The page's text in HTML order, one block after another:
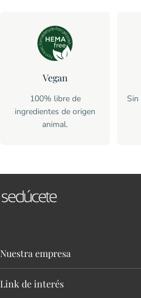
Vegan
100% libre de
ingredientes de origen
animal.
Sin
Nuestra empresa
Link de interés